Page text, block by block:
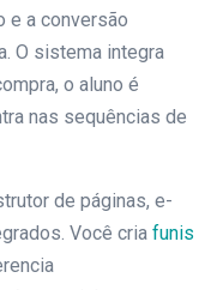
e a conversão
O sistema integra
o aluno é
nas sequências de
de páginas, e-
Você cria funis